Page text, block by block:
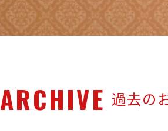
ARCHIVE 過去の